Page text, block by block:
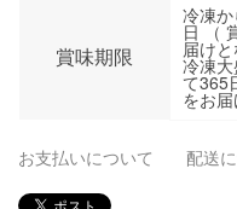
賞味期限
冷凍
日 （
届け
冷凍
て365
をお
お支払いについて 配送